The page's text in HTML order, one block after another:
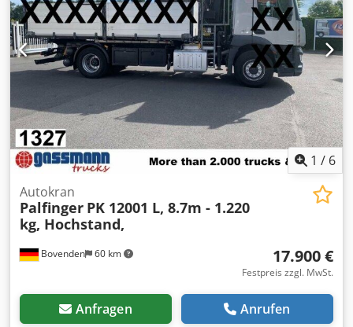
1 / 6
Bovenden 60 km
Autokran
Palfinger PK 12001 L, 8.7m - 1.220
kg, Hochstand,
17.900 €
Festpreis zzgl. MwSt.
Anfragen Anrufen